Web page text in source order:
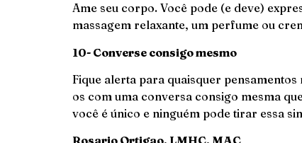
Ame seu corpo. Você pode (e deve)
massagem relaxante, um perfume ou
10- Converse consigo mesmo
Fique alerta para quaisquer
os com uma conversa consigo mesma
você é único e ninguém pode tirar essa